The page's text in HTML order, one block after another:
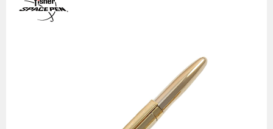
продуктів